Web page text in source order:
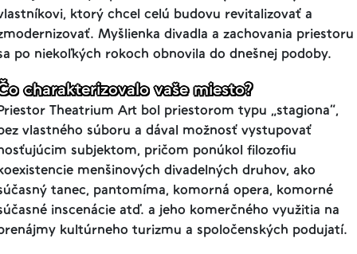
ktorý chcel celú budovu revitalizovať a
Myšlienka divadla a zachovania priestoru
po niekoľkých rokoch obnovila do dnešnej podoby.
charakterizovalo vaše miesto?
Theatrium Art bol priestorom typu „stagiona”,
vlastného súboru a dával možnosť vystupovať
subjektom, pričom ponúkol filozofiu
menšinových divadelných druhov, ako
tanec, pantomíma, komorná opera, komorné
inscenácie atď. a jeho komerčného využitia na
kultúrneho turizmu a spoločenských podujatí.